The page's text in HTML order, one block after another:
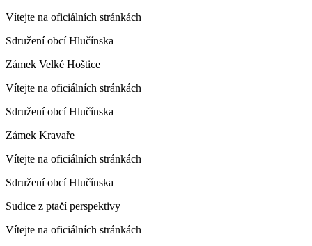
Vítejte na oficiálních stránkách
Sdružení obcí Hlučínska
Zámek Velké Hoštice
Vítejte na oficiálních stránkách
Sdružení obcí Hlučínska
Zámek Kravaře
Vítejte na oficiálních stránkách
Sdružení obcí Hlučínska
Sudice z ptačí perspektivy
Vítejte na oficiálních stránkách